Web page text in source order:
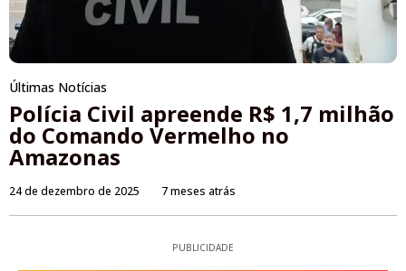
Últimas Notícias
Polícia Civil apreende R$ 1,7 milhão
do Comando Vermelho no
Amazonas
24 de dezembro de 2025 7 meses atrás
PUBLICIDADE